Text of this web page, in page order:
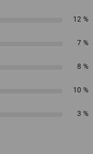
12 %
7 %
8 %
10 %
3 %